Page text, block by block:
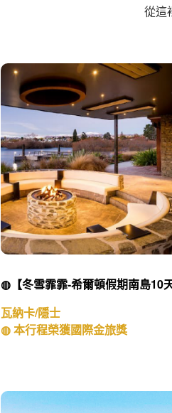
從這
◍【冬雪霏霏-希爾頓假期南島10天
瓦納卡/隱士
◍ 本行程榮獲國際金旅獎